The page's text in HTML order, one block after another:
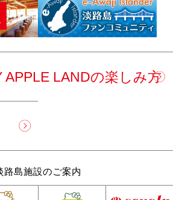
APPLE LANDの楽しみ方
路島施設のご案内